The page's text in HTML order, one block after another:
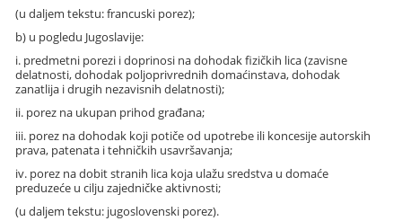
(u daljem tekstu: francuski porez);
b) u pogledu Jugoslavije:
i. predmetni porezi i doprinosi na dohodak fizičkih lica (zavisne
delatnosti, dohodak poljoprivrednih domaćinstava, dohodak
zanatlija i drugih nezavisnih delatnosti);
ii. porez na ukupan prihod građana;
iii. porez na dohodak koji potiče od upotrebe ili koncesije autorskih
prava, patenata i tehničkih usavršavanja;
iv. porez na dobit stranih lica koja ulažu sredstva u domaće
preduzeće u cilju zajedničke aktivnosti;
(u daljem tekstu: jugoslovenski porez).